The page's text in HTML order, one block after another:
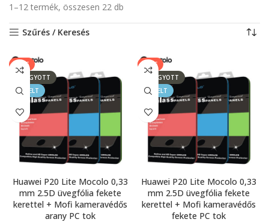
1–12 termék, összesen 22 db
Szűrés / Keresés
SALE
ELFOGYOTT
KIEMELT
Huawei P20 Lite Mocolo 0,33
mm 2.5D üvegfólia fekete
kerettel + Mofi kameravédős
arany PC tok
SALE
ELFOGYOTT
KIEMELT
Huawei P20 Lite Mocolo 0,33
mm 2.5D üvegfólia fekete
kerettel + Mofi kameravédős
fekete PC tok